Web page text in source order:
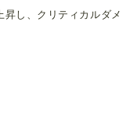
し、クリティカルダメ